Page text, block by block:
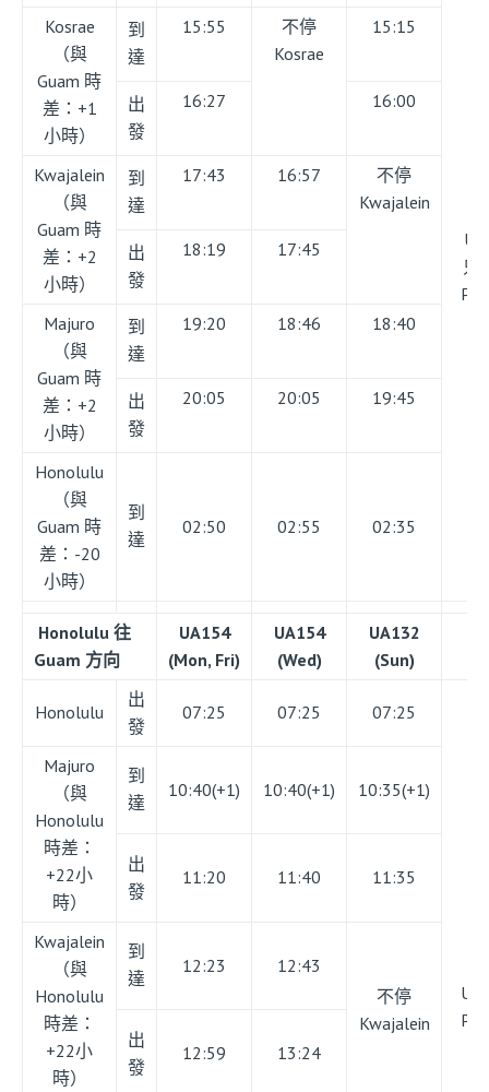
只
Kosrae
（與
Guam 時
差：+1
小時）
到
達
15:55
不停
Kosrae
15:15
出
發
16:27 16:00
Kwajalein
（與
Guam 時
差：+2
小時）
到
達
17:43 16:57
不停
Kwajalein
出
發
18:19 17:45
Majuro
（與
Guam 時
差：+2
小時）
到
達
19:20 18:46 18:40
出
發
20:05 20:05 19:45
Honolulu
（與
Guam 時
差：-20
小時）
到
達
02:50 02:55 02:35
Honolulu 往
Guam 方向
UA154
(Mon, Fri)
UA154
(Wed)
UA132
(Sun)
Honolulu
出
發
07:25 07:25 07:25
Majuro
（與
Honolulu
時差：
+22小
時）
到
達
10:40(+1) 10:40(+1) 10:35(+1)
出
發
11:20 11:40 11:35
Kwajalein
（與
Honolulu
時差：
+22小
時）
到
達
12:23
12:43
不停
Kwajalein
出
發
12:59 13:24